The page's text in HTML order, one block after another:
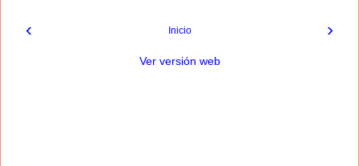
‹ ›
Inicio
Ver versión web